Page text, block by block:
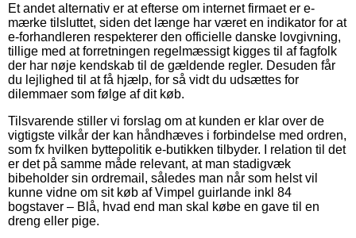
Et andet alternativ er at efterse om internet firmaet er e-
mærke tilsluttet, siden det længe har været en indikator for at
e-forhandleren respekterer den officielle danske lovgivning,
tillige med at forretningen regelmæssigt kigges til af fagfolk
der har nøje kendskab til de gældende regler. Desuden får
du lejlighed til at få hjælp, for så vidt du udsættes for
dilemmaer som følge af dit køb.
Tilsvarende stiller vi forslag om at kunden er klar over de
vigtigste vilkår der kan håndhæves i forbindelse med ordren,
som fx hvilken byttepolitik e-butikken tilbyder. I relation til det
er det på samme måde relevant, at man stadigvæk
bibeholder sin ordremail, således man når som helst vil
kunne vidne om sit køb af Vimpel guirlande inkl 84
bogstaver – Blå, hvad end man skal købe en gave til en
dreng eller pige.